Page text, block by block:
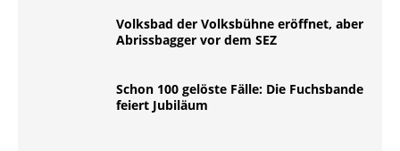
Volksbad der Volksbühne eröffnet, aber
Abrissbagger vor dem SEZ
Schon 100 gelöste Fälle: Die Fuchsbande
feiert Jubiläum